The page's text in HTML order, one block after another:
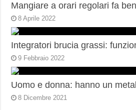
Mangiare a orari regolari fa
8 Aprile 2022
Integratori brucia grassi:
9 Febbraio 2022
Uomo e donna: hanno un
8 Dicembre 2021